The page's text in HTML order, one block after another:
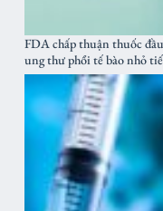
FDA chấp thuận thuốc
ung thư phổi tế bào nhỏ